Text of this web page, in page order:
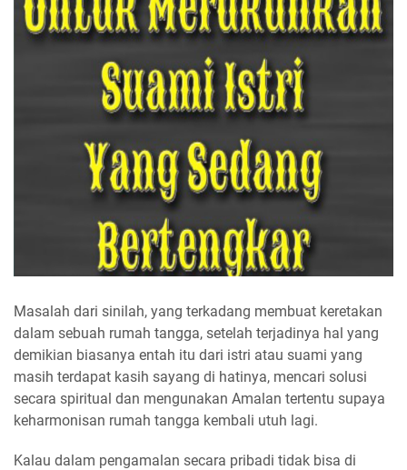
Masalah dari sinilah, yang terkadang membuat keretakan
dalam sebuah rumah tangga, setelah terjadinya hal yang
demikian biasanya entah itu dari istri atau suami yang
masih terdapat kasih sayang di hatinya, mencari solusi
secara spiritual dan mengunakan Amalan tertentu supaya
keharmonisan rumah tangga kembali utuh lagi.
Kalau dalam pengamalan secara pribadi tidak bisa di